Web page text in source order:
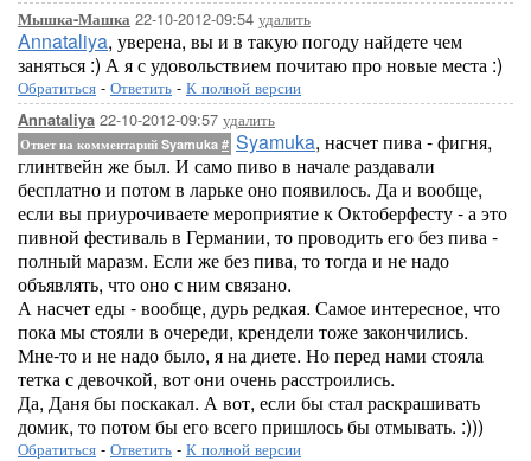
Мышка-Машка 22-10-2012-09:54 удалить
Annataliya, уверена, вы и в такую погоду найдете чем
заняться :) А я с удовольствием почитаю про новые места :)
Обратиться - Ответить - К полной версии
Annataliya 22-10-2012-09:57 удалить
Ответ на комментарий Syamuka # Syamuka, насчет пива - фигня,
глинтвейн же был. И само пиво в начале раздавали
бесплатно и потом в ларьке оно появилось. Да и вообще,
если вы приурочиваете мероприятие к Октоберфесту - а это
пивной фестиваль в Германии, то проводить его без пива -
полный маразм. Если же без пива, то тогда и не надо
объявлять, что оно с ним связано.
А насчет еды - вообще, дурь редкая. Самое интересное, что
пока мы стояли в очереди, крендели тоже закончились.
Мне-то и не надо было, я на диете. Но перед нами стояла
тетка с девочкой, вот они очень расстроились.
Да, Даня бы поскакал. А вот, если бы стал раскрашивать
домик, то потом бы его всего пришлось бы отмывать. :)))
Обратиться - Ответить - К полной версии